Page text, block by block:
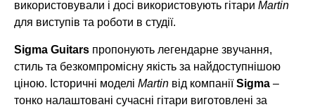
використовували і досі використовують гітари Martin
для виступів та роботи в студії.
Sigma Guitars пропонують легендарне звучання,
стиль та безкомпромісну якість за найдоступнішою
ціною. Історичні моделі Martin від компаніїSigma –
тонко налаштовані сучасні гітари виготовлені за